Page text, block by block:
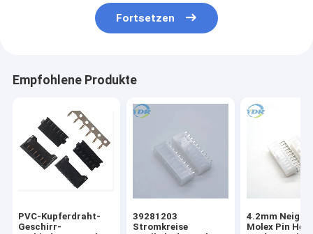
Fortsetzen
Empfohlene Produkte
PVC-Kupferdraht-
Geschirr-
39281203
Stromkreise
4.2mm
Molex Pin